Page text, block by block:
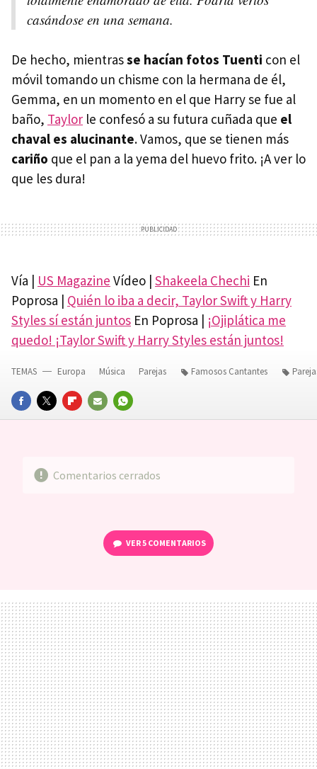
casándose en una semana.
De hecho, mientrasse hacían fotos Tuenti con el
móvil tomando un chisme con la hermana de él,
Gemma, en un momento en el que Harry se fue al
baño, Taylor le confesó a su futura cuñada que el
chaval es alucinante. Vamos, que se tienen más
cariño que el pan a la yema del huevo frito. ¡A ver lo
que les dura!
Vía | US Magazine Vídeo | Shakeela Chechi En
Poprosa | Quién lo iba a decir, Taylor Swift y Harry
Styles sí están juntos En Poprosa | ¡Ojiplática me
quedo! ¡Taylor Swift y Harry Styles están juntos!
FACEBOOKTWITTERFLIPBOARD
E-
WHATSAPP
TEMAS Europa Música Parejas Famosos Cantantes
Comentarios cerrados
VER5 COMENTARIOS